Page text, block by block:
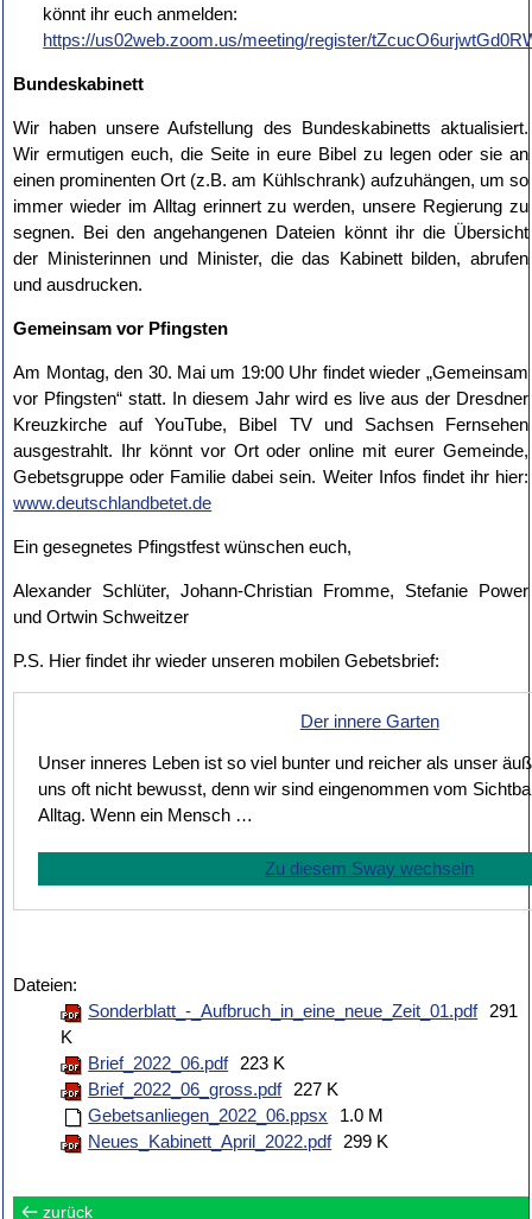
könnt ihr euch anmelden:
https://us02web.zoom.us/meeting/register/
Bundeskabinett
Wir haben unsere Aufstellung des Bundeskabinetts aktualisiert.
Wir ermutigen euch, die Seite in eure Bibel zu legen oder sie an
einen prominenten Ort (z.B. am Kühlschrank) aufzuhängen, um so
immer wieder im Alltag erinnert zu werden, unsere Regierung zu
segnen. Bei den angehangenen Dateien könnt ihr die Übersicht
der Ministerinnen und Minister, die das Kabinett bilden, abrufen
und ausdrucken.
Gemeinsam vor Pfingsten
Am Montag, den 30. Mai um 19:00 Uhr findet wieder „Gemeinsam
vor Pfingsten“ statt. In diesem Jahr wird es live aus der Dresdner
Kreuzkirche auf YouTube, Bibel TV und Sachsen Fernsehen
ausgestrahlt. Ihr könnt vor Ort oder online mit eurer Gemeinde,
Gebetsgruppe oder Familie dabei sein. Weiter Infos findet ihr hier:
www.deutschlandbetet.de
Ein gesegnetes Pfingstfest wünschen euch,
Alexander Schlüter, Johann-Christian Fromme, Stefanie Power
und Ortwin Schweitzer
P.S. Hier findet ihr wieder unseren mobilen Gebetsbrief:
Der innere Garten
Unser inneres Leben ist so viel bunter und reicher als unser
uns oft nicht bewusst, denn wir sind eingenommen vom
Alltag. Wenn ein Mensch …
Zu diesem Sway wechseln
Dateien:
Sonderblatt_-_Aufbruch_in_eine_neue_Zeit_01.pdf
291
K
Brief_2022_06.pdf
223 K
Brief_2022_06_gross.pdf
227 K
Gebetsanliegen_2022_06.ppsx
1.0 M
Neues_Kabinett_April_2022.pdf
299 K
zurück